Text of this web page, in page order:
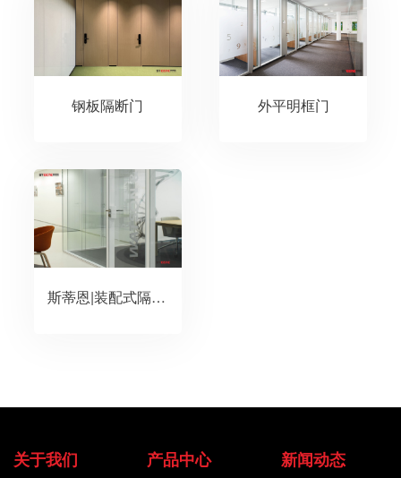
钢板隔断门 外平明框门
斯蒂恩|装配式隔断系统门
关于我们 产品中心 新闻动态